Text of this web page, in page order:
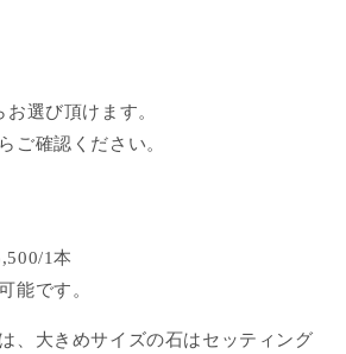
選び頂けます。
ご確認ください。
1本
能です。
、大きめサイズの石はセッティング